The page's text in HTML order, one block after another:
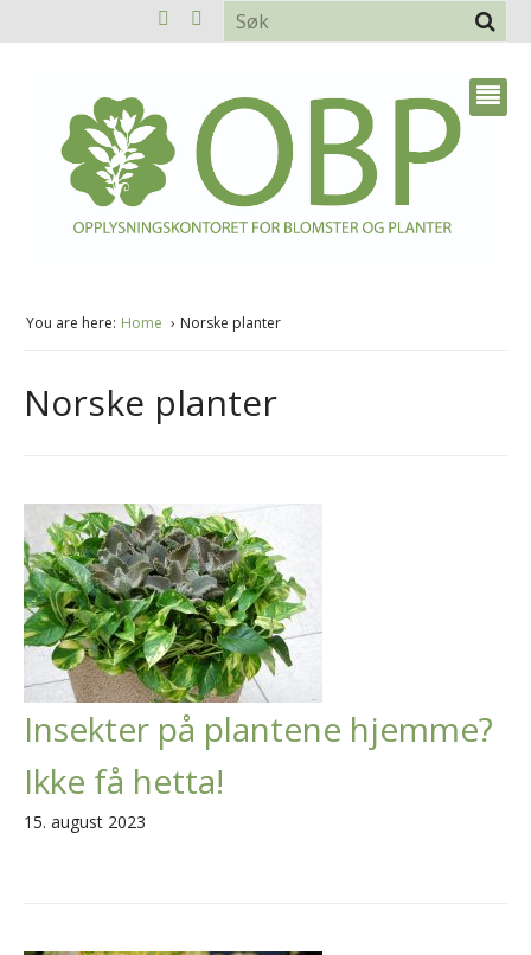
You are here: Home Norske planter
Norske planter
Insekter på plantene hjemme?
Ikke få hetta!
15. august 2023